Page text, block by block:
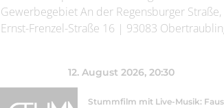
Gewerbegebiet An der Regensburger Straße,
Ernst-Frenzel-Straße 16 | 93083
12. August 2026, 20:30
Stummfilm mit Live-Musik: